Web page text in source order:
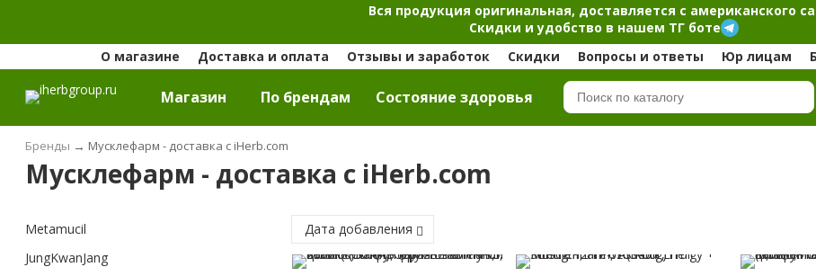
Вся продукция оригинальная, доставляется с американского
Скидки и удобство в нашем ТГ боте
О магазине
Доставка и оплата Отзывы и заработок Скидки Вопросы и ответы Юр лицам
Магазин По брендам Cостояние здоровья
Бренды → Мусклефарм - доставка с iHerb.com
Мусклефарм - доставка с iHerb.com
Metamucil
JungKwanJang
Дата добавления